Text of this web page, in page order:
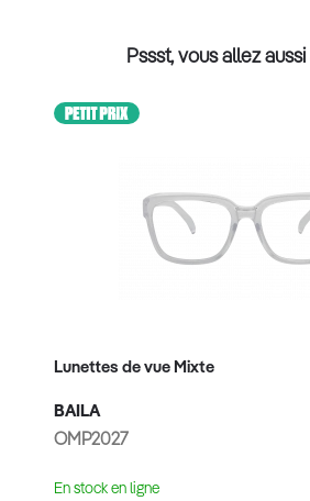
Pssst, vous allez
Lunettes de vue Mixte
BAILA
OMP2027
En stock en ligne